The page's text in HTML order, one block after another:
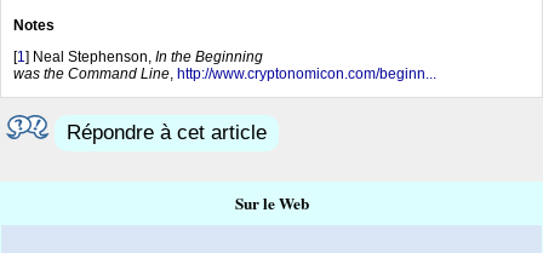
Notes
[1] Neal Stephenson, In the Beginning
was the Command Line, http://www.cryptonomicon.com/beginn...
Répondre à cet article
Sur le Web